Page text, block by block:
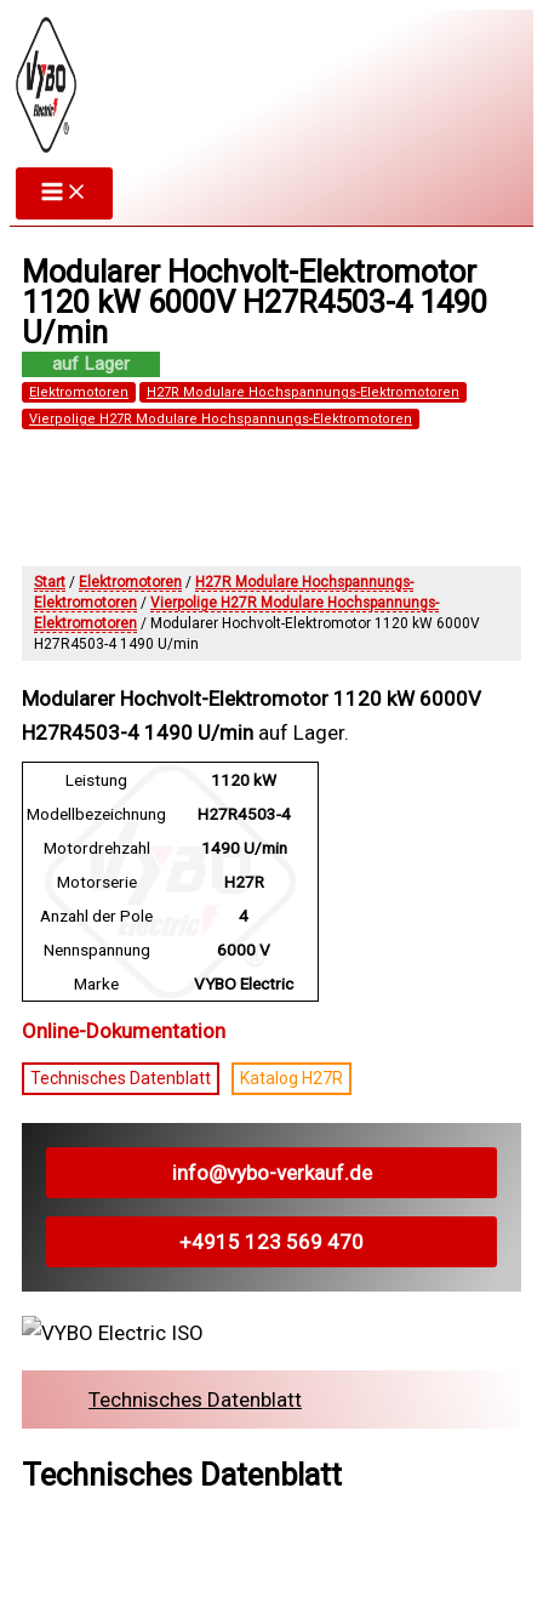
Zum
Inhalt
springen
Modularer Hochvolt-Elektromotor
1120 kW 6000V H27R4503-4 1490
U/min
Elektromotoren
H27R Modulare Hochspannungs-Elektromotoren
Vierpolige H27R Modulare Hochspannungs-Elektromotoren
Start / Elektromotoren / H27R Modulare Hochspannungs-
Elektromotoren / Vierpolige H27R Modulare Hochspannungs-
Elektromotoren / Modularer Hochvolt-Elektromotor 1120 kW 6000V
H27R4503-4 1490 U/min
Modularer Hochvolt-Elektromotor 1120 kW 6000V
H27R4503-4 1490 U/min auf Lager.
Leistung
1120 kW
Modellbezeichnung
H27R4503-4
Motordrehzahl
1490 U/min
Motorserie
H27R
Anzahl der Pole
4
Nennspannung
6000 V
Marke
VYBO Electric
Online-Dokumentation
Technisches Datenblatt Katalog H27R
info@vybo-verkauf.de
+4915 123 569 470
Technisches Datenblatt
Technisches Datenblatt